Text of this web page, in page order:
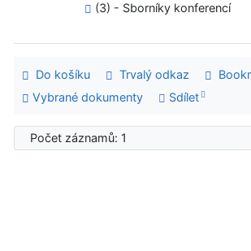
(3) - Sborníky konferencí
Do košíku Trvalý odkaz
Vybrané dokumenty
Sdílet
Počet záznamů: 1